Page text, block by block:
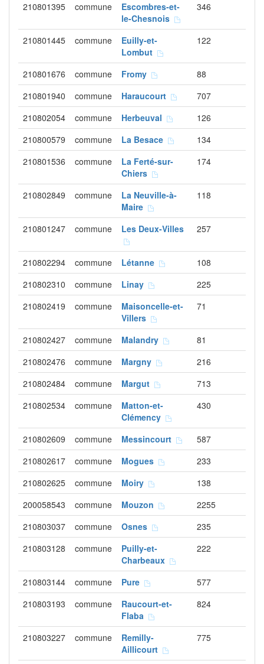
210801395
commune
Escombres-et-
le-Chesnois
346
210801445 commune
Euilly-et-
Lombut
122
210801676 commune Fromy
88
210801940
commune Haraucourt
707
210802054
commune Herbeuval
126
210800579
commune La Besace
134
210801536
commune
La Ferté-sur-
Chiers
174
210802849 commune
La Neuville-à-
Maire
118
210801247 commune Les Deux-Villes 257
210802294 commune Létanne
108
210802310
commune Linay
225
210802419
commune
Maisoncelle-et-
Villers
71
210802427 commune Malandry
81
210802476
commune Margny
216
210802484
commune Margut
713
210802534
commune
Matton-et-
Clémency
430
210802609 commune Messincourt
587
210802617
commune Mogues
233
210802625
commune Moiry
138
200058543
commune Mouzon
2255
210803037
commune Osnes
235
210803128
commune
Puilly-et-
Charbeaux
222
210803144 commune Pure
577
210803193
commune
Raucourt-et-
Flaba
824
210803227 commune
Remilly-
Aillicourt
775